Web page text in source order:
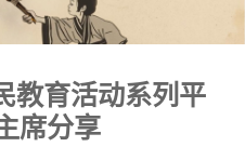
教育活动系列平
席分享